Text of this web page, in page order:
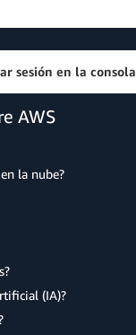
sesión en la consola
AWS
la nube?
(IA)?